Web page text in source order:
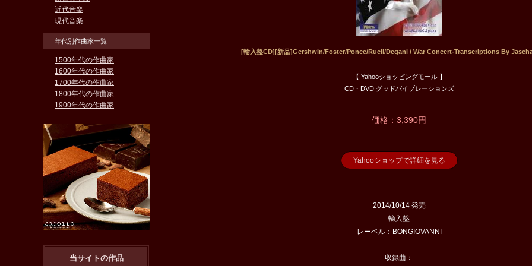
[輸入盤CD][新品]Gershwin/Foster/Ponce/Rucli/Degani / War Concert-Transcriptions By
【 Yahooショッピングモール 】
CD・DVD グッドバイブレーションズ
価格：3,390円
Yahooショップで詳細を見る
2014/10/14 発売
輸入盤
レーベル：BONGIOVANNI
収録曲：
近代音楽
現代音楽
年代別作曲家一覧
1500年代の作曲家
1600年代の作曲家
1700年代の作曲家
1800年代の作曲家
1900年代の作曲家
当サイトの作品